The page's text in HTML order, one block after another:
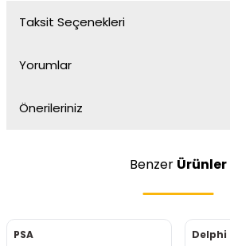
Taksit Seçenekleri
Yorumlar
Önerileriniz
Benzer Ürünler
PSA
Delphi